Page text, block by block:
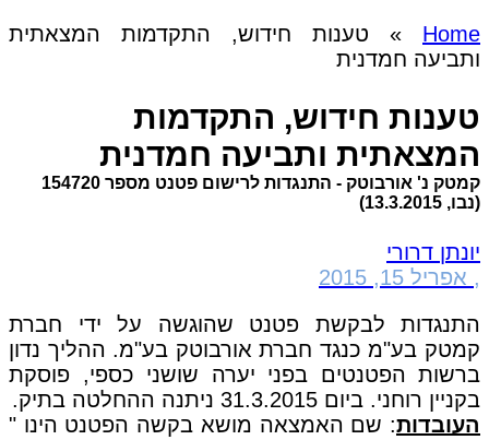
Home
» טענות חידוש, התקדמות המצאתית
ותביעה חמדנית
טענות חידוש, התקדמות
המצאתית ותביעה חמדנית
קמטק נ' אורבוטק - התנגדות לרישום פטנט מספר 154720
(נבו, 13.3.2015)
יונתן דרורי
, אפריל 15, 2015
התנגדות לבקשת פטנט שהוגשה על ידי חברת
קמטק בע"מ כנגד חברת אורבוטק בע"מ. ההליך נדון
ברשות הפטנטים בפני יערה שושני כספי, פוסקת
בקניין רוחני. ביום 31.3.2015 ניתנה ההחלטה בתיק.
העובדות: שם האמצאה מושא בקשה הפטנט הינו "